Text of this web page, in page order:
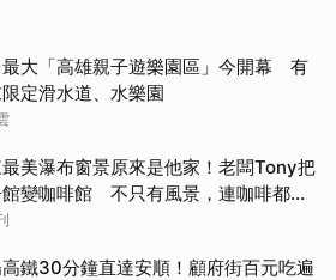
大「高雄親子遊樂園區」今開幕 有
定滑水道、水樂園
美瀑布窗景原來是他家！老闆Tony把
變咖啡館 不只有風景，連咖啡都好
人想再來
鐵30分鐘直達安順！顧府街百元吃遍